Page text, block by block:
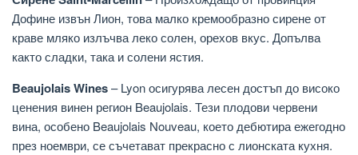
Дофине извън Лион, това малко кремообразно сирене от
краве мляко излъчва леко солен, орехов вкус. Допълва
както сладки, така и солени ястия.
Beaujolais Wines– Lyon осигурява лесен достъп до високо
ценения винен регион Beaujolais. Тези плодови червени
вина, особено Beaujolais Nouveau, което дебютира ежегодно
през ноември, се съчетават прекрасно с лионската кухня.